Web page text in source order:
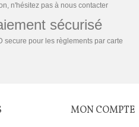
n'hésitez pas à nous contacter
sécurisé
secure pour les règlements par carte
MON COMPTE